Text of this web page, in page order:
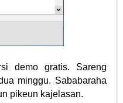
demo gratis. Sareng
minggu. Sababaraha
pikeun kajelasan.